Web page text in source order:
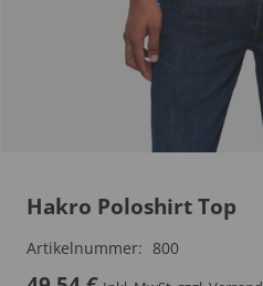
Hakro Poloshirt Top
Artikelnummer: 800